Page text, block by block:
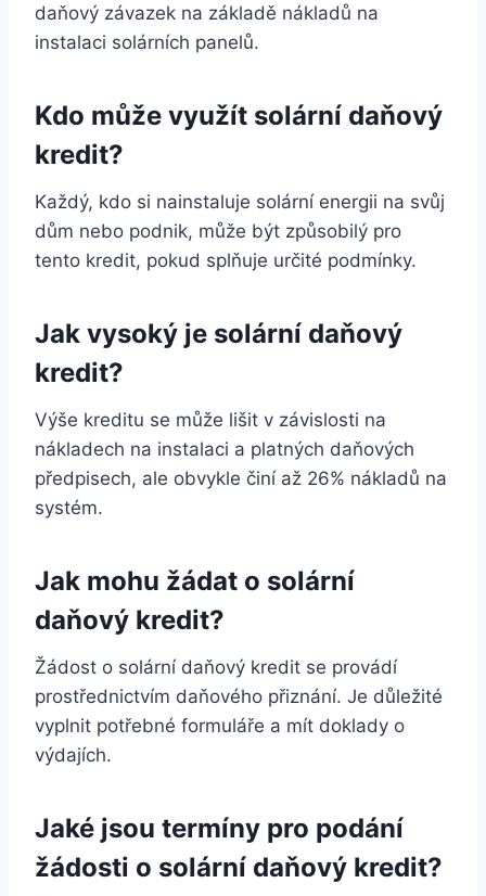
daňový závazek na základě nákladů na
instalaci solárních panelů.
Kdo může využít solární daňový
kredit?
Každý, kdo si nainstaluje solární energii na svůj
dům nebo podnik, může být způsobilý pro
tento kredit, pokud splňuje určité podmínky.
Jak vysoký je solární daňový
kredit?
Výše kreditu se může lišit v závislosti na
nákladech na instalaci a platných daňových
předpisech, ale obvykle činí až 26% nákladů na
systém.
Jak mohu žádat o solární
daňový kredit?
Žádost o solární daňový kredit se provádí
prostřednictvím daňového přiznání. Je důležité
vyplnit potřebné formuláře a mít doklady o
výdajích.
Jaké jsou termíny pro podání
žádosti o solární daňový kredit?